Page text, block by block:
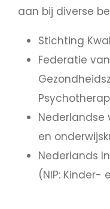
aan bij diverse
Stichting
Federatie van
en
Nederlands
(NIP: Kinder-